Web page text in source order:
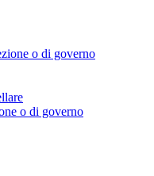
o di governo
o di governo